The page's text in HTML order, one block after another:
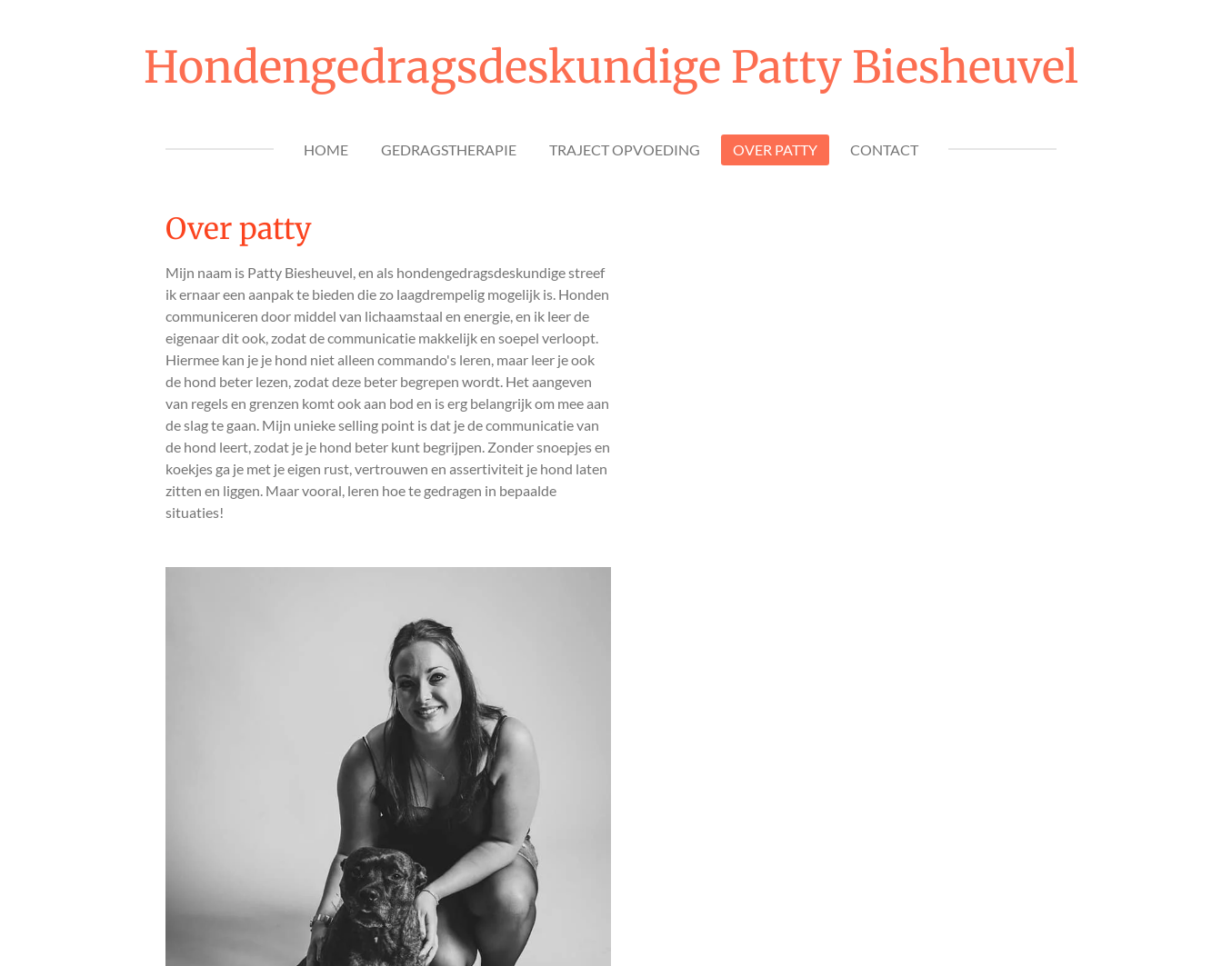
Hondengedragsdeskundige Patty Biesheuvel
HOME GEDRAGSTHERAPIE TRAJECT OPVOEDING OVER PATTY CONTACT
Over patty
Mijn naam is Patty Biesheuvel, en als hondengedragsdeskundige streef
ik ernaar een aanpak te bieden die zo laagdrempelig mogelijk is. Honden
communiceren door middel van lichaamstaal en energie, en ik leer de
eigenaar dit ook, zodat de communicatie makkelijk en soepel verloopt.
Hiermee kan je je hond niet alleen commando's leren, maar leer je ook
de hond beter lezen, zodat deze beter begrepen wordt. Het aangeven
van regels en grenzen komt ook aan bod en is erg belangrijk om mee aan
de slag te gaan. Mijn unieke selling point is dat je de communicatie van
de hond leert, zodat je je hond beter kunt begrijpen. Zonder snoepjes en
koekjes ga je met je eigen rust, vertrouwen en assertiviteit je hond laten
zitten en liggen. Maar vooral, leren hoe te gedragen in bepaalde
situaties!